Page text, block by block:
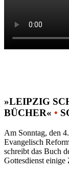
»LEIPZIG
BÜCHER« •
Am Sonntag, den
Evangelisch
schreibt das Buch
Gottesdienst einige